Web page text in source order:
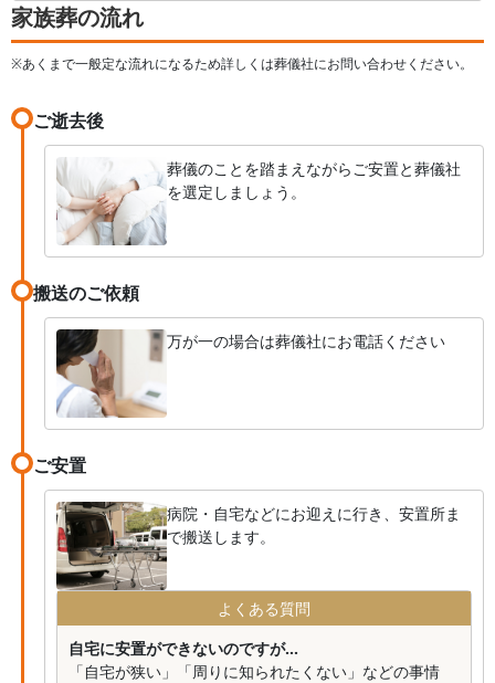
ってます
家族葬の流れ
※あくまで一般定な流れになるため詳しくは葬儀社にお問い合わせください。
ご逝去後
葬儀のことを踏まえながらご安置と葬儀社
を選定しましょう。
搬送のご依頼
万が一の場合は葬儀社にお電話ください
ご安置
病院・自宅などにお迎えに行き、安置所ま
で搬送します。
よくある質問
自宅に安置ができないのですが...
「自宅が狭い」「周りに知られたくない」などの事情